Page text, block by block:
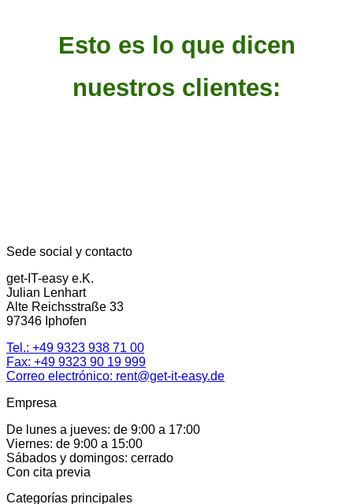
Esto es lo que dicen
nuestros clientes:
Sede social y contacto
get-IT-easy e.K.
Julian Lenhart
Alte Reichsstraße 33
97346 Iphofen
Tel.: +49 9323 938 71 00
Fax: +49 9323 90 19 999
Correo electrónico: rent@get-it-easy.de
Empresa
De lunes a jueves: de 9:00 a 17:00
Viernes: de 9:00 a 15:00
Sábados y domingos: cerrado
Con cita previa
Categorías principales